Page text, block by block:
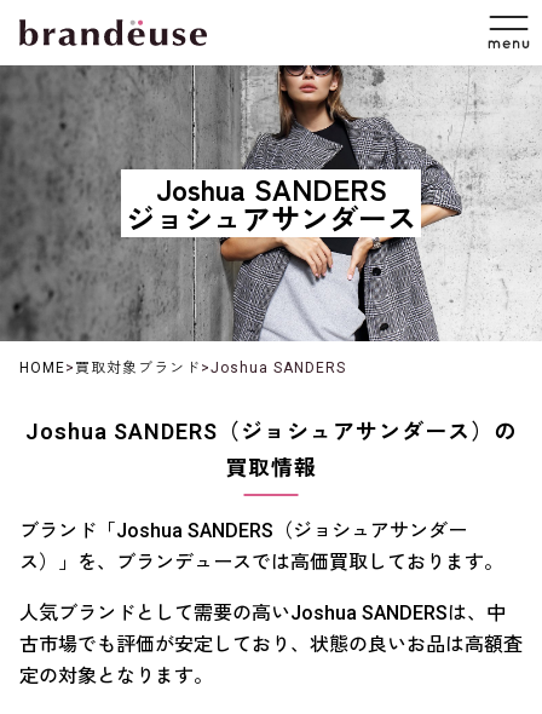
Joshua SANDERS
ジョシュアサンダース
HOME> 買取対象ブランド >Joshua SANDERS
Joshua SANDERS（ジョシュアサンダース）の
買取情報
ブランド「Joshua SANDERS（ジョシュアサンダー
ス）」を、ブランデュースでは高価買取しております。
人気ブランドとして需要の高いJoshua SANDERSは、中
古市場でも評価が安定しており、状態の良いお品は高額査
定の対象となります。